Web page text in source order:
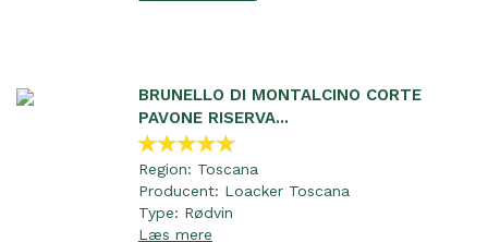
BRUNELLO DI MONTALCINO CORTE
PAVONE RISERVA...
Region: Toscana
Producent: Loacker Toscana
Type: Rødvin
Læs mere